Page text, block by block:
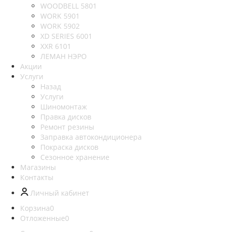
WOODBELL 5801
WORK 5901
WORK 5902
XD SERIES 6001
XXR 6101
ЛЕМАН НЭРО
Акции
Услуги
Назад
Услуги
Шиномонтаж
Правка дисков
Ремонт резины
Заправка автокондиционера
Покраска дисков
Сезонное хранение
Магазины
Контакты
Личный кабинет
Корзина0
Отложенные0